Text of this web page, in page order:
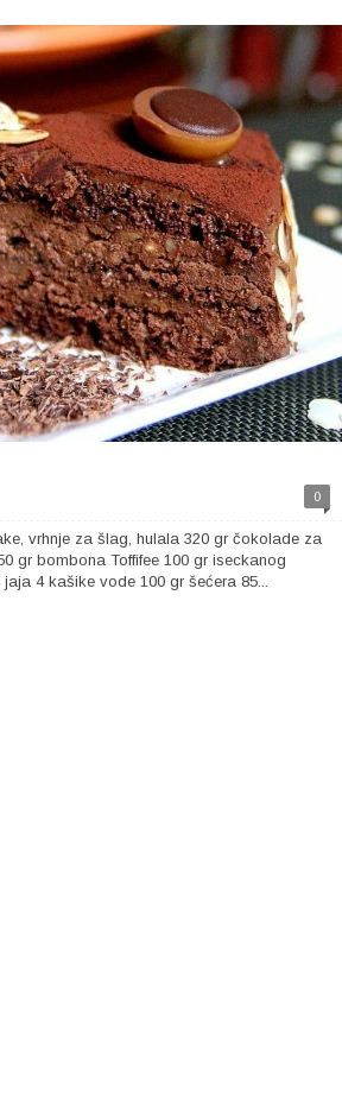
0
vrhnje za šlag, hulala 320 gr čokolade za
gr bombona Toffifee 100 gr iseckanog
4 kašike vode 100 gr šećera 85...